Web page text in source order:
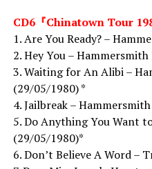
CD6『Chinatown Tour
1. Are You Ready? –
2. Hey You –
3. Waiting for An Alibi –
(29/05/1980) *
4. Jailbreak –
5. Do Anything You Want
(29/05/1980)*
6. Don’t Believe A Word –